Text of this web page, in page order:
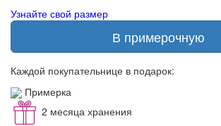
Узнайте свой размер
В примерочную
Каждой покупательнице в подарок:
Примерка
2 месяца хранения